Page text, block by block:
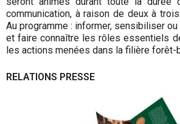
communication, à raison de deux à
Au programme : informer, sensibiliser
et faire connaître les rôles essentiels
les actions menées dans la filière forêt-
RELATIONS PRESSE